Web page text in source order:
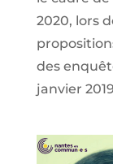
2020, lors
des
janvier